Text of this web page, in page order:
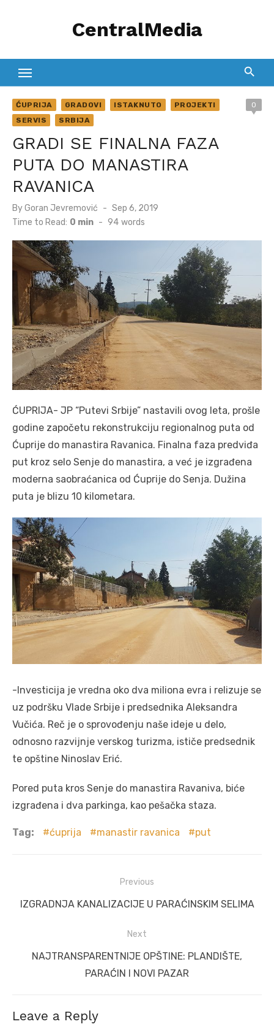
CentralMedia
ĆUPRIJA GRADOVI ISTAKNUTO
PROJEKTI
SERVIS
SRBIJA
0
GRADI SE FINALNA FAZA
PUTA DO MANASTIRA
RAVANICA
ByGoran Jevremović
Posted
on
Sep 6, 2019
Time to Read: 0 min - 94 words
ĆUPRIJA- JP “Putevi Srbije” nastavili ovog leta, prošle
godine započetu rekonstrukciju regionalnog puta od
Ćuprije do manastira Ravanica. Finalna faza predviđa
put kroz selo Senje do manastira, a već je izgrađena
moderna saobraćanica od Ćuprije do Senja. Dužina
puta je blizu 10 kilometara.
-Investicija je vredna oko dva miliona evra i relizuje se
uz podršku Vlade Srbije i predsednika Aleksandra
Vučića. Reč je o sprovođenju naše ideje u delo,
odnosno razvijnje verskog turizma, ističe predsednik
te opštine Ninoslav Erić.
Pored puta kros Senje do manastira Ravaniva, biće
izgrađena i dva parkinga, kao pešačka staza.
Tag: ćuprija manastir ravanica put
navigation
Previous
Previous
IZGRADNJA KANALIZACIJE U PARAĆINSKIM SELIMA
Next
NextNAJTRANSPARENTNIJE OPŠTINE: PLANDIŠTE,
PARAĆIN I NOVI PAZAR
Leave a Reply